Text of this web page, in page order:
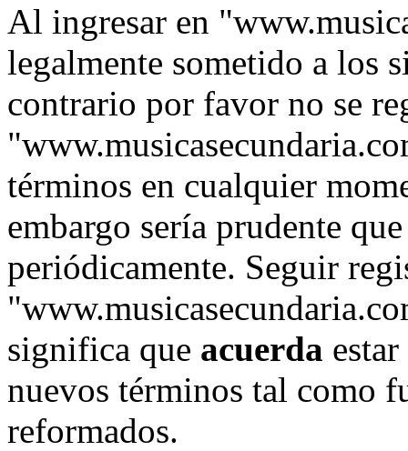
Al ingresar en
legalmente sometido a los
contrario por favor no se
términos en cualquier
embargo sería prudente
periódicamente. Seguir
significa que acuerda
nuevos términos tal como
reformados.